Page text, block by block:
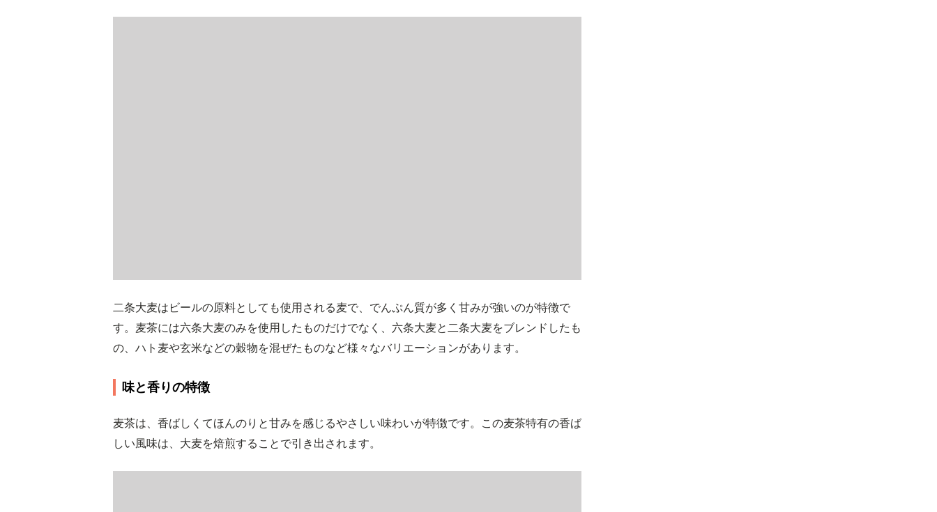
二条大麦はビールの原料としても使用される麦で、でんぷん質が多く甘みが強いのが特徴で
す。麦茶には六条大麦のみを使用したものだけでなく、六条大麦と二条大麦をブレンドしたも
の、ハト麦や玄米などの穀物を混ぜたものなど様々なバリエーションがあります。
味と香りの特徴
麦茶は、香ばしくてほんのりと甘みを感じるやさしい味わいが特徴です。この麦茶特有の香ば
しい風味は、大麦を焙煎することで引き出されます。